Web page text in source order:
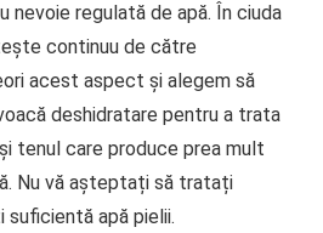
nevoie regulată de apă. În ciuda
continuu de către
acest aspect și alegem să
deshidratare pentru a trata
tenul care produce prea mult
Nu vă așteptați să tratați
apă pielii.